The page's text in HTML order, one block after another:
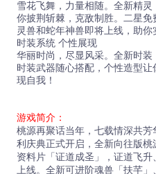
雪花飞舞，力量相随。全新精
你披荆斩棘，克敌制胜。二星
灵兽和蛇年神兽即将上线，助你
时装系统 个性展现
华丽时尚，尽显风采。全新时
时装武器随心搭配，个性造型
现自我！
游戏简介：
桃源再聚话当年，七载情深共
利庆典正式开启，全新向往版
资料片「证道成圣」，证道飞
上线。全新可进阶魂兽「扶芊